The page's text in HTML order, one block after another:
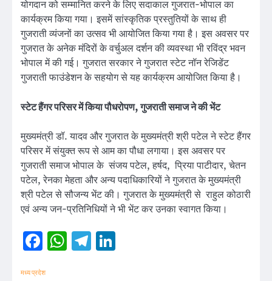
योगदान को सम्मानित करने के लिए सदाकाल गुजरात-भोपाल का
कार्यक्रम किया गया। इसमें सांस्कृतिक प्रस्तुतियों के साथ ही
गुजराती व्यंजनों का उत्सव भी आयोजित किया गया है। इस अवसर पर
गुजरात के अनेक मंदिरों के वर्चुअल दर्शन की व्यवस्था भी रविंद्र भवन
भोपाल में की गई। गुजरात सरकार ने गुजरात स्टेट नॉन रेजिडेंट
गुजराती फाउंडेशन के सहयोग से यह कार्यक्रम आयोजित किया है।
स्टेट हैंगर परिसर में किया पौधरोपण, गुजराती समाज ने की भेंट
मुख्यमंत्री डॉ. यादव और गुजरात के मुख्यमंत्री श्री पटेल ने स्टेट हैंगर
परिसर में संयुक्त रूप से आम का पौधा लगाया। इस अवसर पर
गुजराती समाज भोपाल के संजय पटेल, हर्षद, प्रिया पाटीदार, चेतन
पटेल, रेनका मेहता और अन्य पदाधिकारियों ने गुजरात के मुख्यमंत्री
श्री पटेल से सौजन्य भेंट की। गुजरात के मुख्यमंत्री से राहुल कोठारी
एवं अन्य जन-प्रतिनिधियों ने भी भेंट कर उनका स्वागत किया।
Facebook
WhatsApp
Telegram
मध्य प्रदेश